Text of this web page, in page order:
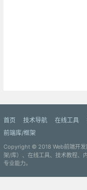
首页 技术导航 在线工具
前端库/框架